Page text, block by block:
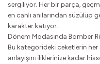
sergiliyor. Her bir parça,
en canlı anılarından süzülüp
karakter katıyor.
Dönem Modasında Bomber
Bu kategorideki ceketlerin her
anlayışını iliklerinize kadar